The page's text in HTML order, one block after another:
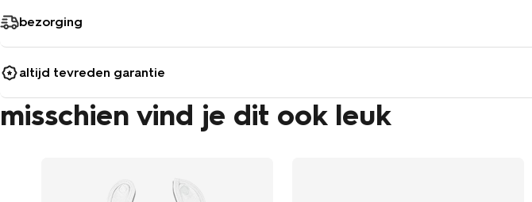
bezorging
altijd tevreden garantie
misschien vind je dit ook leuk